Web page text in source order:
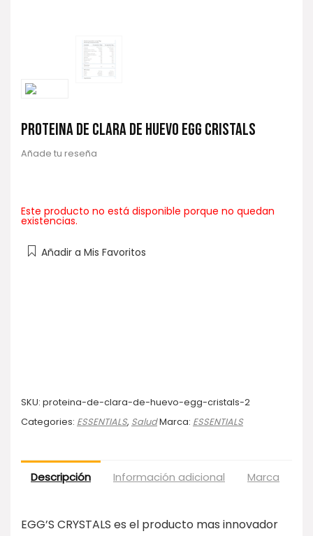
PROTEINA DE CLARA DE HUEVO EGG CRISTALS
Añade tu reseña
Este producto no está disponible porque no quedan
existencias.
Añadir a Mis Favoritos
SKU: proteina-de-clara-de-huevo-egg-cristals-2
Categories: ESSENTIALS, SaludMarca: ESSENTIALS
Descripción Información adicional Marca
EGG’S CRYSTALS es el producto mas innovador